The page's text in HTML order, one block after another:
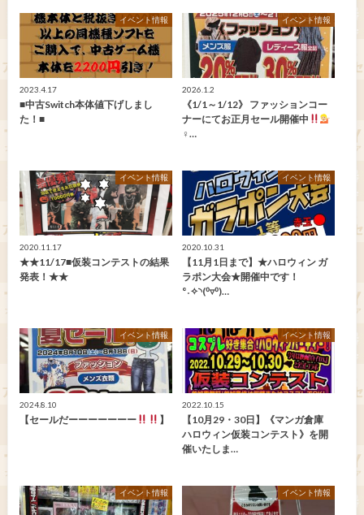
イベント情報
2023.4.17
■中古Switch本体値下げしまし
た！■
イベント情報
2026.1.2
《1/1～1/12》 ファッションコー
ナーにてお正月セール開催中
‍♀…
イベント情報
2020.11.17
★★11/17■仮装コンテストの結果
発表！★★
イベント情報
2020.10.31
【11月1日まで】★ハロウィン ガ
ラポン大会★開催中です！
°˖✧◝(⁰▿⁰)…
イベント情報
2024.8.10
【セールだーーーーーーー 】
イベント情報
2022.10.15
【10月29・30日】《マンガ倉庫
ハロウィン仮装コンテスト》を開
催いたしま…
イベント情報 イベント情報